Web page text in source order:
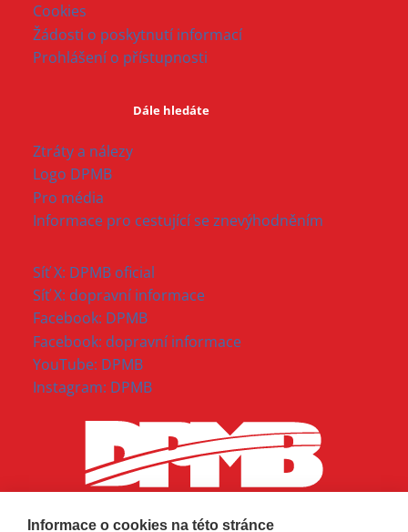
Cookies
Žádosti o poskytnutí informací
Prohlášení o přístupnosti
Dále hledáte
Ztráty a nálezy
Logo DPMB
Pro média
Informace pro cestující se znevýhodněním
Síť X: DPMB oficial
Síť X: dopravní informace
Facebook: DPMB
Facebook: dopravní informace
YouTube: DPMB
Instagram: DPMB
Informace o cookies na této stránce